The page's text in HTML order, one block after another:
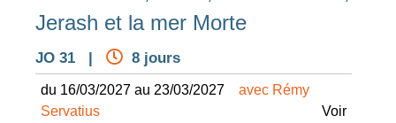
Jerash et la mer Morte
JO 31 | 8 jours
du 16/03/2027 au 23/03/2027
avec Rémy
Servatius
Voir